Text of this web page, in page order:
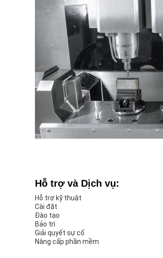
Hỗ trợ và Dịch vụ:
Hỗ trợ kỹ thuật
Cài đặt
Đào tạo
Bảo trì
Giải quyết sự cố
Nâng cấp phần mềm